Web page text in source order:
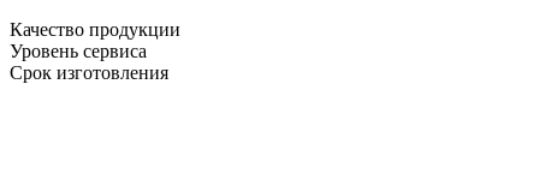
Качество продукции
Уровень сервиса
Срок изготовления